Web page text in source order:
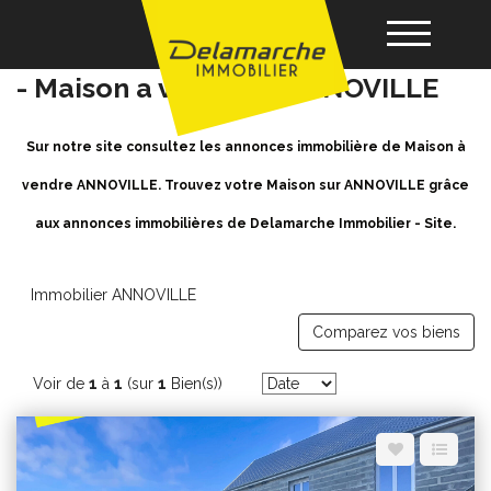
Acheter
Nos agences
Achat / Vente Maison ANNOVILLE
- Maison a vendre à ANNOVILLE
Sur notre site consultez les annonces immobilière de Maison à
vendre ANNOVILLE. Trouvez votre Maison sur ANNOVILLE grâce
aux annonces immobilières de Delamarche Immobilier - Site.
Immobilier ANNOVILLE
Comparez vos biens
Voir de 1 à 1 (sur 1 Bien(s))